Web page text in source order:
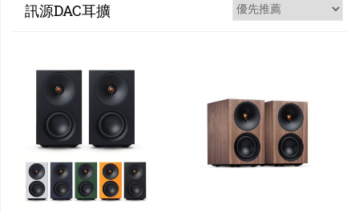
購物說明
訊源DAC耳擴